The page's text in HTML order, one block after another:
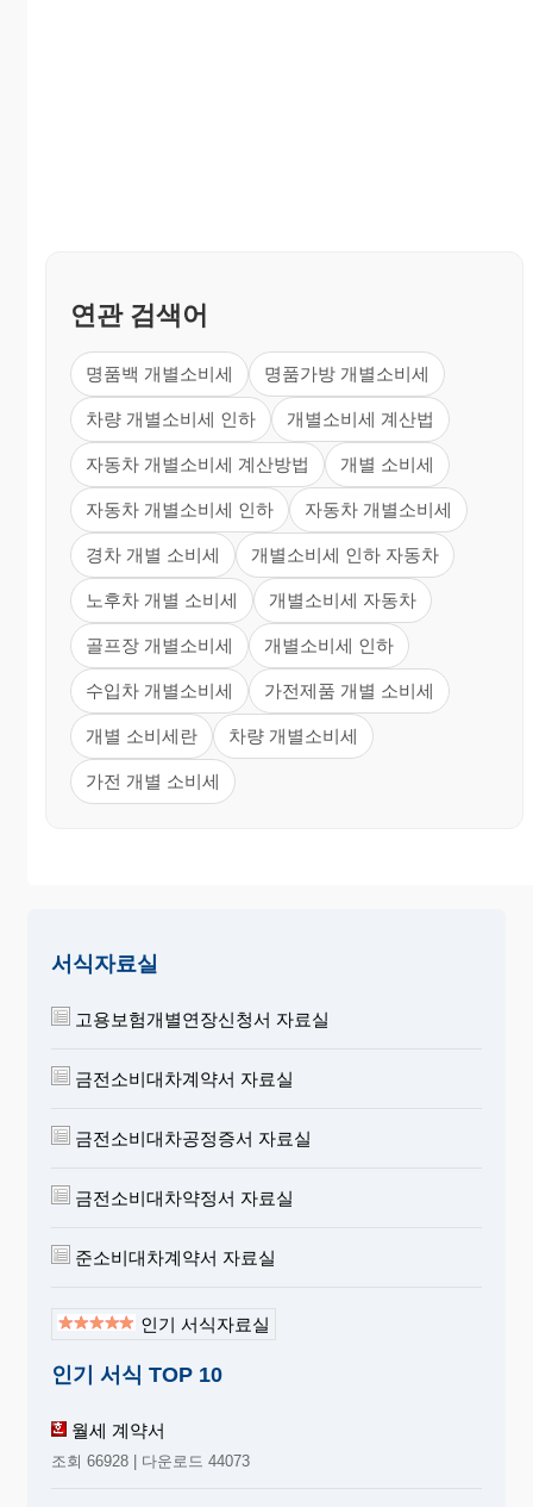
연관 검색어
명품백 개별소비세 명품가방 개별소비세
차량 개별소비세 인하 개별소비세 계산법
자동차 개별소비세 계산방법 개별 소비세
자동차 개별소비세 인하 자동차 개별소비세
경차 개별 소비세 개별소비세 인하 자동차
노후차 개별 소비세 개별소비세 자동차
골프장 개별소비세 개별소비세 인하
수입차 개별소비세 가전제품 개별 소비세
개별 소비세란 차량 개별소비세
가전 개별 소비세
서식자료실
고용보험개별연장신청서 자료실
금전소비대차계약서 자료실
금전소비대차공정증서 자료실
금전소비대차약정서 자료실
준소비대차계약서 자료실
인기 서식자료실
인기 서식 TOP 10
월세 계약서
조회 66928 | 다운로드 44073